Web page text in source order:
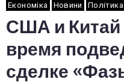
Економіка Новини Політика
США и Китай
время
сделке